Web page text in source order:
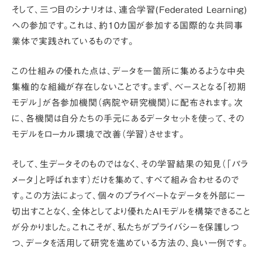
そして、三つ目のシナリオは、連合学習(Federated Learning)
への参加です。これは、約10カ国が参加する国際的な共同事
業体で実践されているものです。
この仕組みの優れた点は、データを一箇所に集めるような中央
集権的な組織が存在しないことです。まず、ベースとなる「初期
モデル」が各参加機関（病院や研究機関）に配布されます。次
に、各機関は自分たちの手元にあるデータセットを使って、その
モデルをローカル環境で改善（学習）させます。
そして、生データそのものではなく、その学習結果の知見（「パラ
メータ」と呼ばれます）だけを集めて、すべて組み合わせるので
す。この方法によって、個々のプライベートなデータを外部に一
切出すことなく、全体としてより優れたAIモデルを構築できること
が分かりました。これこそが、私たちがプライバシーを保護しつ
つ、データを活用して研究を進めている方法の、良い一例です。